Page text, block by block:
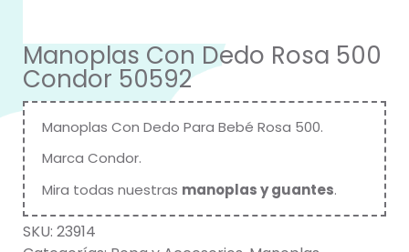
Manoplas Con Dedo Rosa 500
Condor 50592
Manoplas Con Dedo Para Bebé Rosa 500.
Marca Condor.
Mira todas nuestras manoplas y guantes.
SKU: 23914